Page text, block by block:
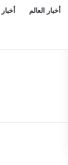
أخبار العالم